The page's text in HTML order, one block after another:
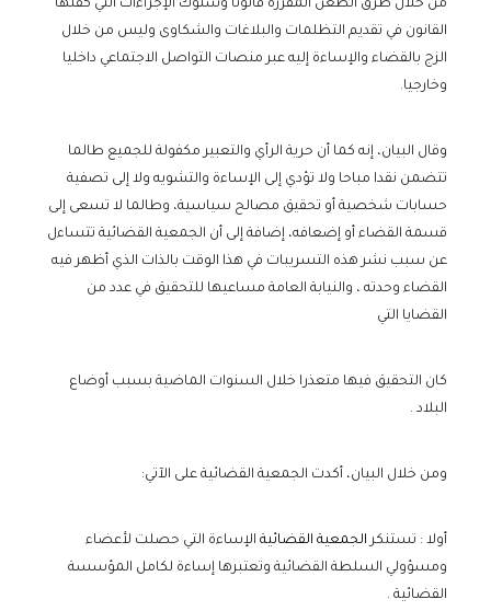
من خلال طرق الطعن المقررة قانونا وسلوك الإجراءات التي كفلها
القانون في تقديم التظلمات والبلاغات والشكاوى وليس من خلال
الزج بالقضاء والإساءة إليه عبر منصات التواصل الاجتماعي داخليا
وخارجيا.
وقال البيان، إنه كما أن حرية الرأي والتعبير مكفولة للجميع طالما
تتضمن نقدا مباحا ولا تؤدي إلى الإساءة والتشويه ولا إلى تصفية
حسابات شخصية أو تحقيق مصالح سياسية، وطالما لا تسعى إلى
قسمة القضاء أو إضعافه، إضافة إلى أن الجمعية القضائية تتساءل
عن سبب نشر هذه التسريبات في هذا الوقت بالذات الذي أظهر فيه
القضاء وحدته ، والنيابة العامة مساعيها للتحقيق في عدد من
القضايا التي
كان التحقيق فيها متعذرا خلال السنوات الماضية بسبب أوضاع
البلاد .
ومن خلال البيان، أكدت الجمعية القضائية على الآتي:
أولا : تستنكرالجمعية القضائية الإساءة التي حصلت لأعضاء
ومسؤولي السلطة القضائية وتعتبرها إساءة لكامل المؤسسة
القضائية .